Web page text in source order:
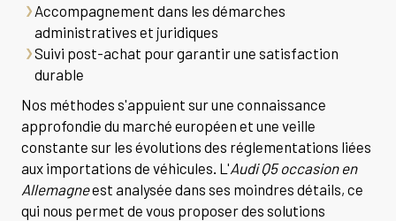
Accompagnement dans les démarches
administratives et juridiques
Suivi post-achat pour garantir une satisfaction
durable
Nos méthodes s'appuient sur une connaissance
approfondie du marché européen et une veille
constante sur les évolutions des réglementations liées
aux importations de véhicules. L'Audi Q5 occasion en
Allemagneest analysée dans ses moindres détails, ce
qui nous permet de vous proposer des solutions